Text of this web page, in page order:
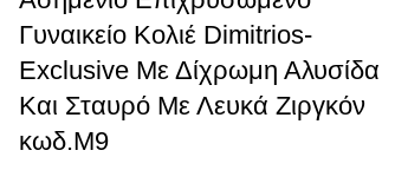
Γυναικείο Κολιέ Dimitrios-
Exclusive Με Δίχρωμη Αλυσίδα
Και Σταυρό Με Λευκά Ζιργκόν
κωδ.M9